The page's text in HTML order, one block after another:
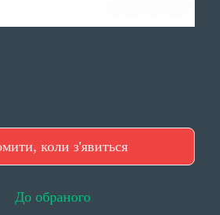
коли з'явиться
До обраного